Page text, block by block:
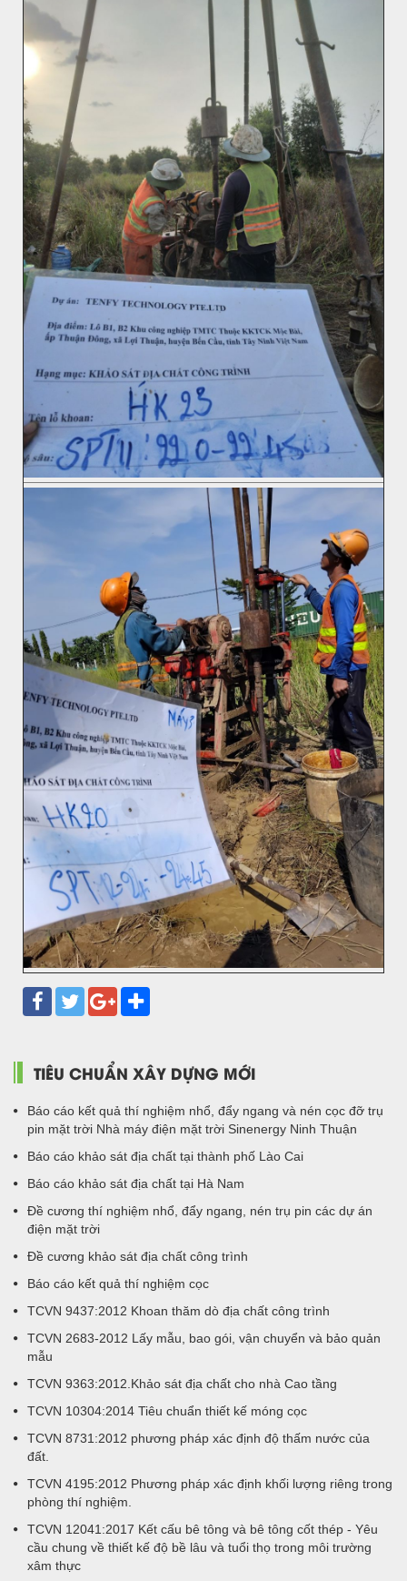
TIÊU CHUẨN XÂY DỰNG MỚI
Báo cáo kết quả thí nghiệm nhổ, đẩy ngang và nén cọc đỡ trụ
pin mặt trời Nhà máy điện mặt trời Sinenergy Ninh Thuận
Báo cáo khảo sát địa chất tại thành phố Lào Cai
Báo cáo khảo sát địa chất tại Hà Nam
Đề cương thí nghiệm nhổ, đẩy ngang, nén trụ pin các dự án
điện mặt trời
Đề cương khảo sát địa chất công trình
Báo cáo kết quả thí nghiệm cọc
TCVN 9437:2012 Khoan thăm dò địa chất công trình
TCVN 2683-2012 Lấy mẫu, bao gói, vận chuyển và bảo quản
mẫu
TCVN 9363:2012.Khảo sát địa chất cho nhà Cao tầng
TCVN 10304:2014 Tiêu chuẩn thiết kế móng cọc
TCVN 8731:2012 phương pháp xác định độ thấm nước của
đất.
TCVN 4195:2012 Phương pháp xác định khối lượng riêng trong
phòng thí nghiệm.
TCVN 12041:2017 Kết cấu bê tông và bê tông cốt thép - Yêu
cầu chung về thiết kế độ bề lâu và tuổi thọ trong môi trường
xâm thực